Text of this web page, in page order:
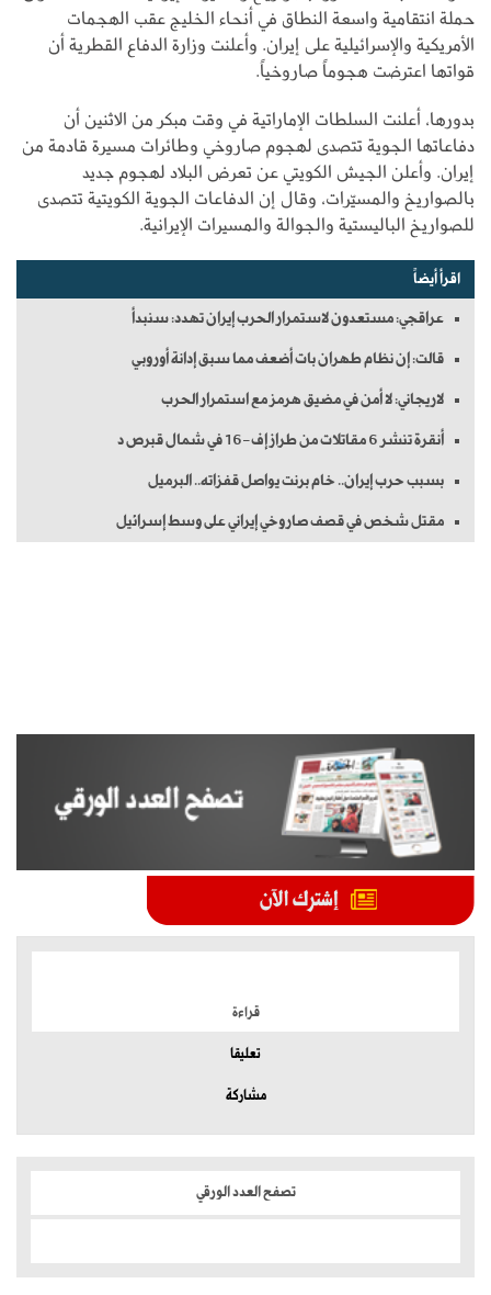
حملة انتقامية واسعة النطاق في أنحاء الخليج عقب الهجمات
الأمريكية والإسرائيلية على إيران. وأعلنت وزارة الدفاع القطرية أن
قواتها اعترضت هجوماً صاروخياً.
بدورها، أعلنت السلطات الإماراتية في وقت مبكر من الاثنين أن
دفاعاتها الجوية تتصدى لهجوم صاروخي وطائرات مسيرة قادمة من
إيران. وأعلن الجيش الكويتي عن تعرض البلاد لهجوم جديد
بالصواريخ والمسيّرات، وقال إن الدفاعات الجوية الكويتية تتصدى
للصواريخ الباليستية والجوالة والمسيرات الإيرانية.
اقرأ أيضاً
عراقجي: مستعدون لاستمرار الحرب إيران تهدد: سنبدأ
قالت: إن نظام طهران بات أضعف مما سبق إدانة أوروبي
لاريجاني: لا أمن في مضيق هرمز مع استمرار الحرب
أنقرة تنشر 6 مقاتلات من طراز إف-16 في شمال قبرص د
بسبب حرب إيران.. خام برنت يواصل قفزاته.. البرميل
مقتل شخص في قصف صاروخي إيراني على وسط إسرائيل
قراءة
تعليقا
مشاركة
تصفح العدد الورقي